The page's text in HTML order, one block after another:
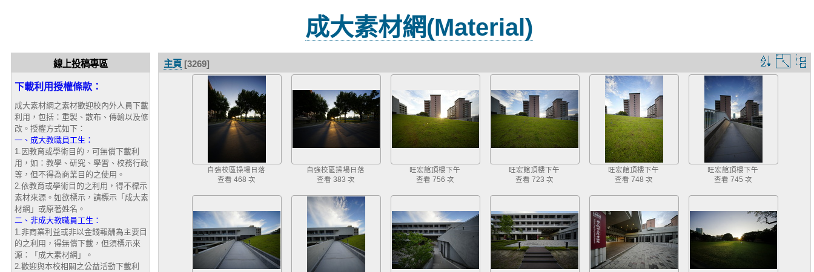
成大素材網(Material)
線上投稿專區
下載利用授權條款：
成大素材網之素材歡迎校內外人員下載
利用，包括：重製、散布、傳輸以及修
改。授權方式如下：
一、成大教職員工生：
1.因教育或學術目的，可無償下載利
用，如：教學、研究、學習、校務行政
等，但不得為商業目的之使用。
2.依教育或學術目的之利用，得不標示
素材來源。如欲標示，請標示「成大素
材網」或原著姓名。
二、非成大教職員工生：
1.非商業利益或非以金錢報酬為主要目
的之利用，得無償下載，但須標示來
源：「成大素材網」。
2.歡迎與本校相關之公益活動下載利
排
序
圖
主頁 [3269]
自強校區操場日落
查看 468 次
自強校區操場日落
查看 383 次
旺宏館頂樓下午
查看 756 次
旺宏館頂樓下午
查看 723 次
旺宏館頂樓下午
查看 748 次
旺宏館頂樓下午
查看 745 次